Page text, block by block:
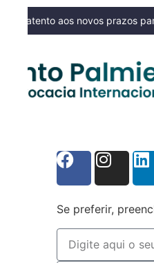
atento aos novos prazos
Se preferir,